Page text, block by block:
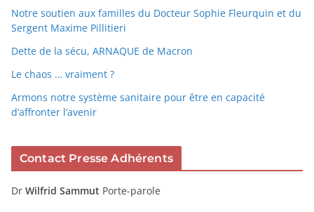
Notre soutien aux familles du Docteur Sophie Fleurquin et du
Sergent Maxime Pillitieri
Dette de la sécu, ARNAQUE de Macron
Le chaos … vraiment ?
Armons notre système sanitaire pour être en capacité
d’affronter l’avenir
Contact Presse Adhérents
Dr Wilfrid Sammut Porte-parole